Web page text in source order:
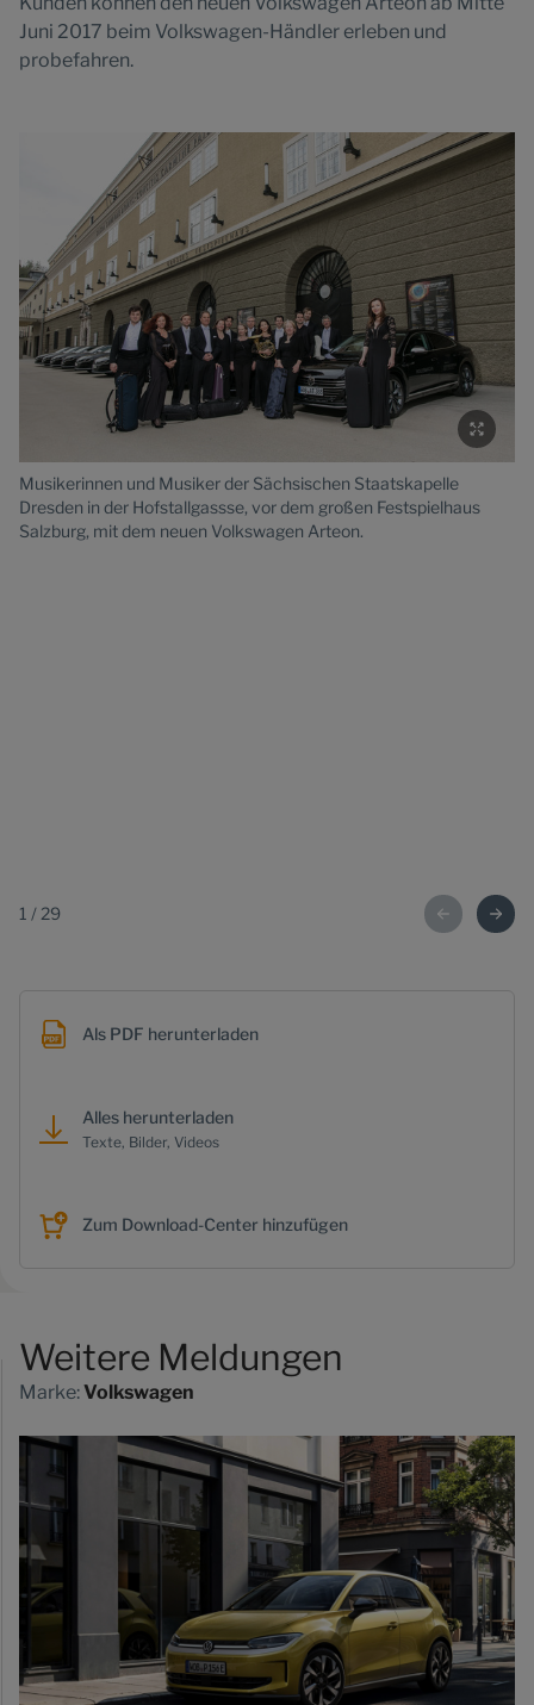
Juni 2017 beim Volkswagen-Händler erleben und
probefahren.
Musikerinnen und Musiker der Sächsischen Staatskapelle
Dresden in der Hofstallgassse, vor dem großen Festspielhaus
Salzburg, mit dem neuen Volkswagen Arteon.
1 / 29
Als PDF herunterladen
Alles herunterladen
Texte, Bilder, Videos
Zum Download-Center hinzufügen
Weitere Meldungen
Marke:Volkswagen